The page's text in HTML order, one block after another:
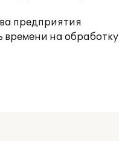
предприятия
времени на обработку